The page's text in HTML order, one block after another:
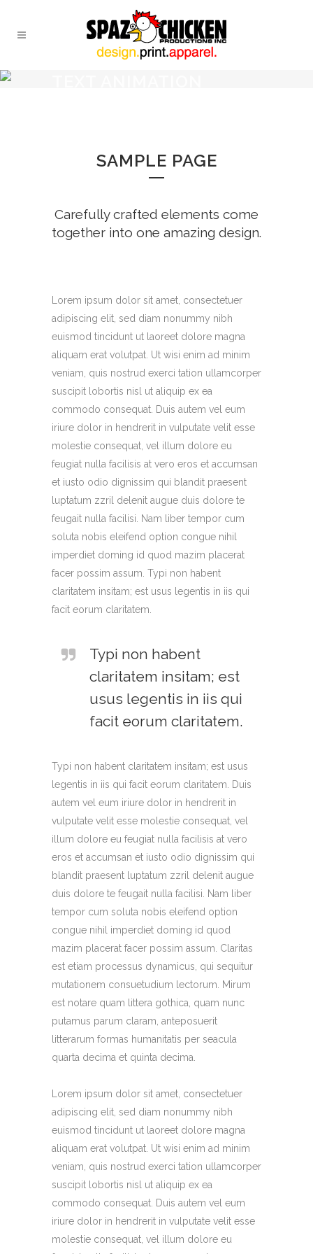
SAMPLE PAGE
Carefully crafted elements come
together into one amazing design.
Lorem ipsum dolor sit amet, consectetuer
adipiscing elit, sed diam nonummy nibh
euismod tincidunt ut laoreet dolore magna
aliquam erat volutpat. Ut wisi enim ad minim
veniam, quis nostrud exerci tation ullamcorper
suscipit lobortis nisl ut aliquip ex ea
commodo consequat. Duis autem vel eum
iriure dolor in hendrerit in vulputate velit esse
molestie consequat, vel illum dolore eu
feugiat nulla facilisis at vero eros et accumsan
et iusto odio dignissim qui blandit praesent
luptatum zzril delenit augue duis dolore te
feugait nulla facilisi. Nam liber tempor cum
soluta nobis eleifend option congue nihil
imperdiet doming id quod mazim placerat
facer possim assum. Typi non habent
claritatem insitam; est usus legentis in iis qui
facit eorum claritatem.
Typi non habent
claritatem insitam; est
usus legentis in iis qui
facit eorum claritatem.
Typi non habent claritatem insitam; est usus
legentis in iis qui facit eorum claritatem. Duis
autem vel eum iriure dolor in hendrerit in
vulputate velit esse molestie consequat, vel
illum dolore eu feugiat nulla facilisis at vero
eros et accumsan et iusto odio dignissim qui
blandit praesent luptatum zzril delenit augue
duis dolore te feugait nulla facilisi. Nam liber
tempor cum soluta nobis eleifend option
congue nihil imperdiet doming id quod
mazim placerat facer possim assum. Claritas
est etiam processus dynamicus, qui sequitur
mutationem consuetudium lectorum. Mirum
est notare quam littera gothica, quam nunc
putamus parum claram, anteposuerit
litterarum formas humanitatis per seacula
quarta decima et quinta decima.
Lorem ipsum dolor sit amet, consectetuer
adipiscing elit, sed diam nonummy nibh
euismod tincidunt ut laoreet dolore magna
aliquam erat volutpat. Ut wisi enim ad minim
veniam, quis nostrud exerci tation ullamcorper
suscipit lobortis nisl ut aliquip ex ea
commodo consequat. Duis autem vel eum
iriure dolor in hendrerit in vulputate velit esse
molestie consequat, vel illum dolore eu